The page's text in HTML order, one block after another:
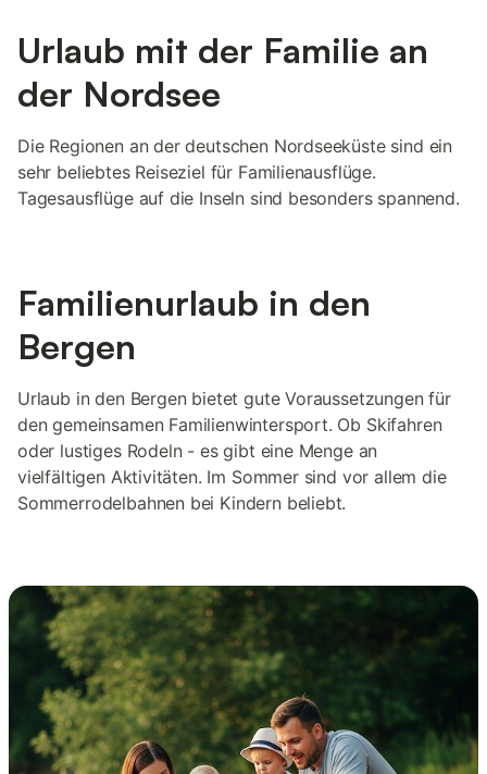
Urlaub mit der Familie an
der Nordsee
Die Regionen an der deutschen Nordseeküste sind ein
sehr beliebtes Reiseziel für Familienausflüge.
Tagesausflüge auf die Inseln sind besonders spannend.
Familienurlaub in den
Bergen
Urlaub in den Bergen bietet gute Voraussetzungen für
den gemeinsamen Familienwintersport. Ob Skifahren
oder lustiges Rodeln - es gibt eine Menge an
vielfältigen Aktivitäten. Im Sommer sind vor allem die
Sommerrodelbahnen bei Kindern beliebt.